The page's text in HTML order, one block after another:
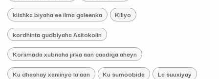
kiishka biyaha ee ilma galeenka Kiliyo
kordhinta gudbiyaha Asitokolin
Koriimada xubnaha jirka aan caadiga aheyn
Ku dhashay xaniinyo la'aan Ku sumoobida La suuxiyay